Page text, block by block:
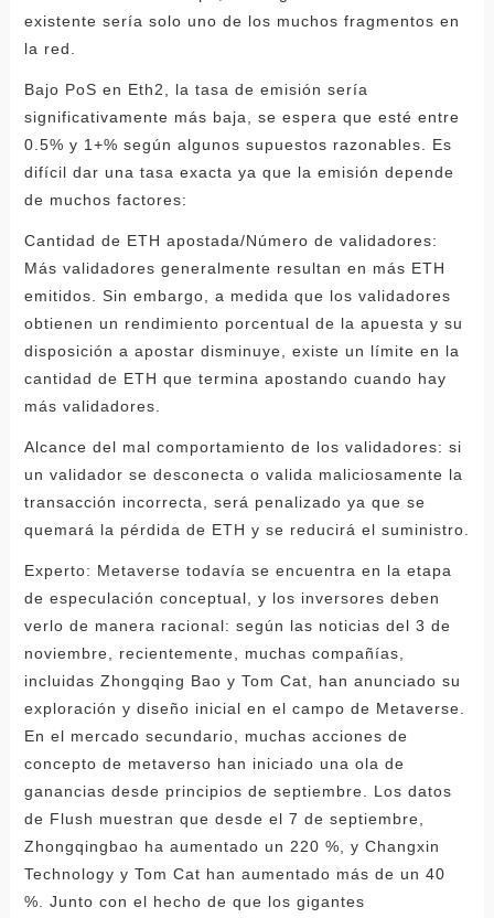
existente sería solo uno de los muchos fragmentos en
la red.
Bajo PoS en Eth2, la tasa de emisión sería
significativamente más baja, se espera que esté entre
0.5% y 1+% según algunos supuestos razonables. Es
difícil dar una tasa exacta ya que la emisión depende
de muchos factores:
Cantidad de ETH apostada/Número de validadores:
Más validadores generalmente resultan en más ETH
emitidos. Sin embargo, a medida que los validadores
obtienen un rendimiento porcentual de la apuesta y su
disposición a apostar disminuye, existe un límite en la
cantidad de ETH que termina apostando cuando hay
más validadores.
Alcance del mal comportamiento de los validadores: si
un validador se desconecta o valida maliciosamente la
transacción incorrecta, será penalizado ya que se
quemará la pérdida de ETH y se reducirá el suministro.
Experto: Metaverse todavía se encuentra en la etapa
de especulación conceptual, y los inversores deben
verlo de manera racional: según las noticias del 3 de
noviembre, recientemente, muchas compañías,
incluidas Zhongqing Bao y Tom Cat, han anunciado su
exploración y diseño inicial en el campo de Metaverse.
En el mercado secundario, muchas acciones de
concepto de metaverso han iniciado una ola de
ganancias desde principios de septiembre. Los datos
de Flush muestran que desde el 7 de septiembre,
Zhongqingbao ha aumentado un 220 %, y Changxin
Technology y Tom Cat han aumentado más de un 40
%. Junto con el hecho de que los gigantes